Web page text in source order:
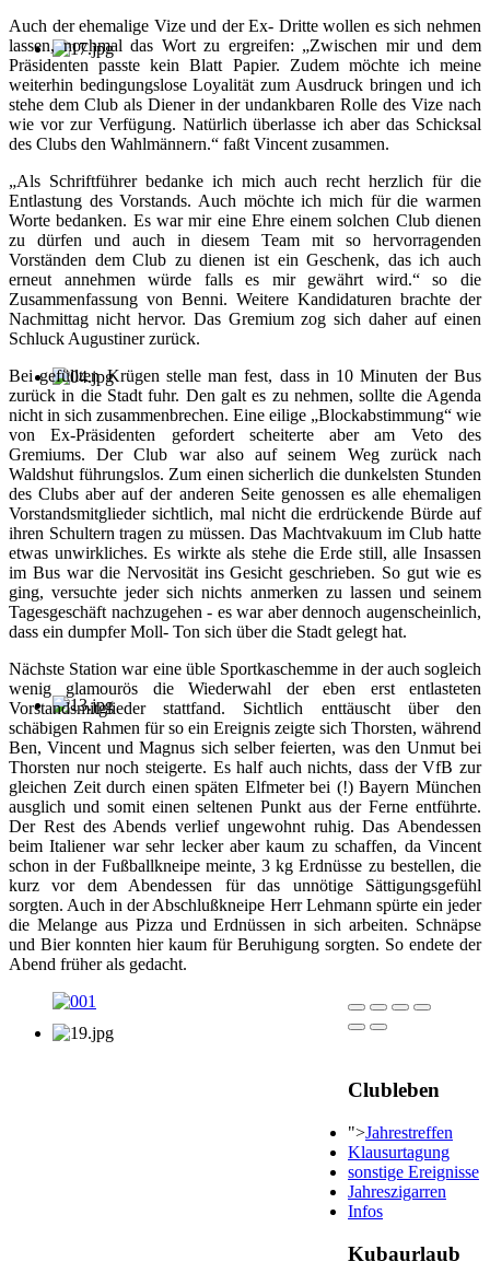
Auch der ehemalige Vize und der Ex- Dritte wollen es sich nehmen
lassen, nochmal das Wort zu ergreifen: „Zwischen mir und dem
Präsidenten passte kein Blatt Papier. Zudem möchte ich meine
weiterhin bedingungslose Loyalität zum Ausdruck bringen und ich
stehe dem Club als Diener in der undankbaren Rolle des Vize nach
wie vor zur Verfügung. Natürlich überlasse ich aber das Schicksal
des Clubs den Wahlmännern.“ faßt Vincent zusammen.
„Als Schriftführer bedanke ich mich auch recht herzlich für die
Entlastung des Vorstands. Auch möchte ich mich für die warmen
Worte bedanken. Es war mir eine Ehre einem solchen Club dienen
zu dürfen und auch in diesem Team mit so hervorragenden
Vorständen dem Club zu dienen ist ein Geschenk, das ich auch
erneut annehmen würde falls es mir gewährt wird.“ so die
Zusammenfassung von Benni. Weitere Kandidaturen brachte der
Nachmittag nicht hervor. Das Gremium zog sich daher auf einen
Schluck Augustiner zurück.
Bei gefüllten Krügen stelle man fest, dass in 10 Minuten der Bus
zurück in die Stadt fuhr. Den galt es zu nehmen, sollte die Agenda
nicht in sich zusammenbrechen. Eine eilige „Blockabstimmung“ wie
von Ex-Präsidenten gefordert scheiterte aber am Veto des
Gremiums. Der Club war also auf seinem Weg zurück nach
Waldshut führungslos. Zum einen sicherlich die dunkelsten Stunden
des Clubs aber auf der anderen Seite genossen es alle ehemaligen
Vorstandsmitglieder sichtlich, mal nicht die erdrückende Bürde auf
ihren Schultern tragen zu müssen. Das Machtvakuum im Club hatte
etwas unwirkliches. Es wirkte als stehe die Erde still, alle Insassen
im Bus war die Nervosität ins Gesicht geschrieben. So gut wie es
ging, versuchte jeder sich nichts anmerken zu lassen und seinem
Tagesgeschäft nachzugehen - es war aber dennoch augenscheinlich,
dass ein dumpfer Moll- Ton sich über die Stadt gelegt hat.
Nächste Station war eine üble Sportkaschemme in der auch sogleich
wenig glamourös die Wiederwahl der eben erst entlasteten
Vorstandsmitglieder stattfand. Sichtlich enttäuscht über den
schäbigen Rahmen für so ein Ereignis zeigte sich Thorsten, während
Ben, Vincent und Magnus sich selber feierten, was den Unmut bei
Thorsten nur noch steigerte. Es half auch nichts, dass der VfB zur
gleichen Zeit durch einen späten Elfmeter bei (!) Bayern München
ausglich und somit einen seltenen Punkt aus der Ferne entführte.
Der Rest des Abends verlief ungewohnt ruhig. Das Abendessen
beim Italiener war sehr lecker aber kaum zu schaffen, da Vincent
schon in der Fußballkneipe meinte, 3 kg Erdnüsse zu bestellen, die
kurz vor dem Abendessen für das unnötige Sättigungsgefühl
sorgten. Auch in der Abschlußkneipe Herr Lehmann spürte ein jeder
die Melange aus Pizza und Erdnüssen in sich arbeiten. Schnäpse
und Bier konnten hier kaum für Beruhigung sorgten. So endete der
Abend früher als gedacht.
Clubleben
">Jahrestreffen
Klausurtagung
sonstige Ereignisse
Jahreszigarren
Infos
Kubaurlaub